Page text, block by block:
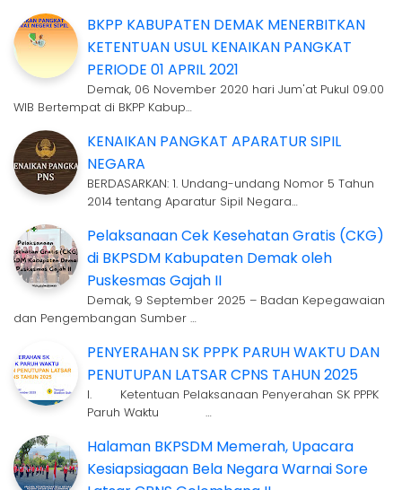
BKPP KABUPATEN DEMAK MENERBITKAN
KETENTUAN USUL KENAIKAN PANGKAT
PERIODE 01 APRIL 2021
Demak, 06 November 2020 hari Jum'at Pukul 09.00
WIB Bertempat di BKPP Kabup…
KENAIKAN PANGKAT APARATUR SIPIL
NEGARA
BERDASARKAN: 1. Undang-undang Nomor 5 Tahun
2014 tentang Aparatur Sipil Negara…
Pelaksanaan Cek Kesehatan Gratis (CKG)
di BKPSDM Kabupaten Demak oleh
Puskesmas Gajah II
Demak, 9 September 2025 – Badan Kepegawaian
dan Pengembangan Sumber …
PENYERAHAN SK PPPK PARUH WAKTU DAN
PENUTUPAN LATSAR CPNS TAHUN 2025
I. Ketentuan Pelaksanaan Penyerahan SK PPPK
Paruh Waktu …
Halaman BKPSDM Memerah, Upacara
Kesiapsiagaan Bela Negara Warnai Sore